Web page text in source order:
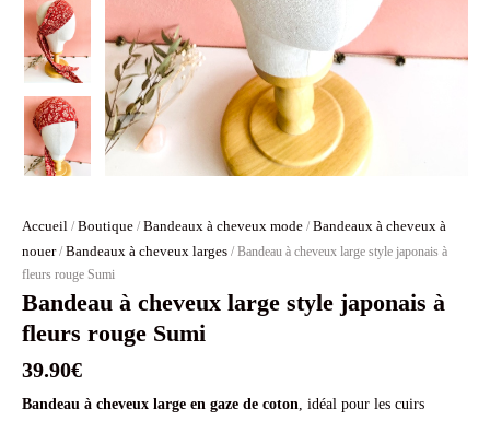
Accueil / Boutique / Bandeaux à cheveux mode / Bandeaux à cheveux à
nouer/ Bandeaux à cheveux larges / Bandeau à cheveux large style japonais à
fleurs rouge Sumi
Bandeau à cheveux large style japonais à
fleurs rouge Sumi
39.90€
Bandeau à cheveux large en gaze de coton , idéal pour les cuirs